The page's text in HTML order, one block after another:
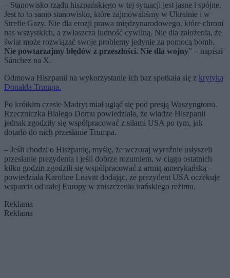
– Stanowisko rządu hiszpańskiego w tej sytuacji jest jasne i spójne.
Jest to to samo stanowisko, które zajmowaliśmy w Ukrainie i w
Strefie Gazy. Nie dla erozji prawa międzynarodowego, które chroni
nas wszystkich, a zwłaszcza ludność cywilną. Nie dla założenia, że ​​
świat może rozwiązać swoje problemy jedynie za pomocą bomb.
Nie powtarzajmy błędów z przeszłości. Nie dla wojny” – napisał
Sánchez na X.
Odmowa Hiszpanii na wykorzystanie ich baz spotkała się z krytyką
Donalda Trumpa.
Po krótkim czasie Madryt miał ugiąć się pod presją Waszyngtonu.
Rzeczniczka Białego Domu powiedziała, że władze Hiszpanii
jednak zgodziły się współpracować z siłami USA po tym, jak
dotarło do nich przesłanie Trumpa.
– Jeśli chodzi o Hiszpanię, myślę, że wczoraj wyraźnie usłyszeli
przesłanie prezydenta i jeśli dobrze rozumiem, w ciągu ostatnich
kilku godzin zgodzili się współpracować z armią amerykańską –
powiedziała Karoline Leavitt dodając, że prezydent USA oczekuje
wsparcia od całej Europy w zniszczeniu irańskiego reżimu.
Reklama
Reklama